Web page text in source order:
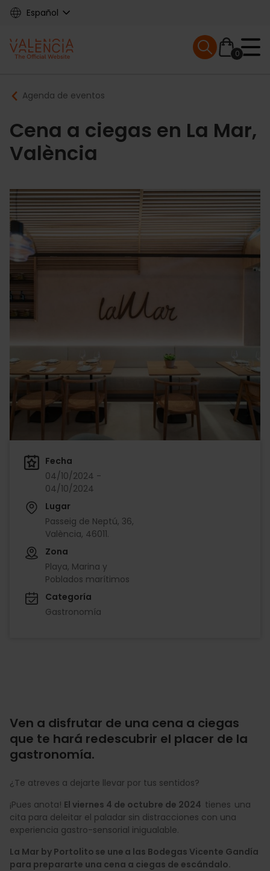
Skip
content
Español
Main
navigation
0
Mobile menu
Breadcrumb
Agenda de eventos
Cena a ciegas en La Mar,
València
Fecha
04/10/2024 -
04/10/2024
Lugar
Passeig de Neptú, 36,
València, 46011.
Zona
Playa, Marina y
Poblados marítimos
Categoría
Gastronomía
Ven a disfrutar de una cena a ciegas
que te hará redescubrir el placer de la
gastronomía.
¿Te atreves a dejarte llevar por tus sentidos?
¡Pues anota! El viernes 4 de octubre de 2024 tienes una
cita para deleitar el paladar sin distracciones con una
experiencia gastro-sensorial inigualable.
La Mar by Portolito se une a las Bodegas Vicente Gandía
para prepararte una cena a ciegas de escándalo.